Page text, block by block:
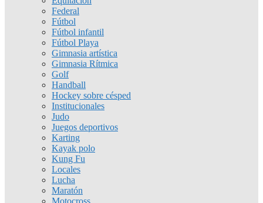
Federal
Fútbol
Fútbol infantil
Fútbol Playa
Gimnasia artística
Gimnasia Rítmica
Golf
Handball
Hockey sobre césped
Institucionales
Judo
Juegos deportivos
Karting
Kayak polo
Kung Fu
Locales
Lucha
Maratón
Motocross